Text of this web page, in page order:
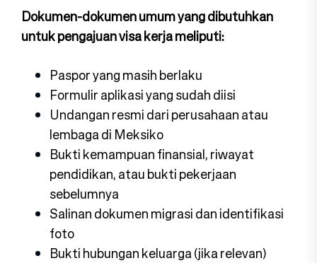
Dokumen-dokumen umum yang dibutuhkan
untuk pengajuan visa kerja meliputi:
Paspor yang masih berlaku
Formulir aplikasi yang sudah diisi
Undangan resmi dari perusahaan atau
lembaga di Meksiko
Bukti kemampuan finansial, riwayat
pendidikan, atau bukti pekerjaan
sebelumnya
Salinan dokumen migrasi dan identifikasi
foto
Bukti hubungan keluarga (jika relevan)